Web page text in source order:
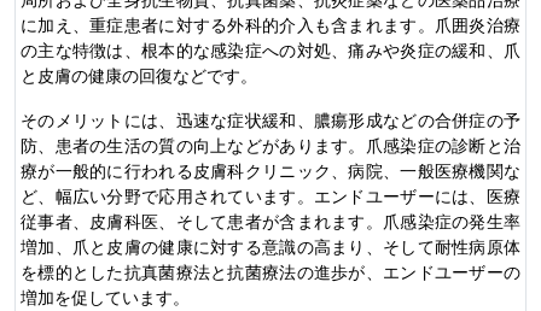
に加え、重症患者に対する外科的介入も含まれます。爪囲炎治療
の主な特徴は、根本的な感染症への対処、痛みや炎症の緩和、爪
と皮膚の健康の回復などです。
そのメリットには、迅速な症状緩和、膿瘍形成などの合併症の予
防、患者の生活の質の向上などがあります。爪感染症の診断と治
療が一般的に行われる皮膚科クリニック、病院、一般医療機関な
ど、幅広い分野で応用されています。エンドユーザーには、医療
従事者、皮膚科医、そして患者が含まれます。爪感染症の発生率
増加、爪と皮膚の健康に対する意識の高まり、そして耐性病原体
を標的とした抗真菌療法と抗菌療法の進歩が、エンドユーザーの
増加を促しています。